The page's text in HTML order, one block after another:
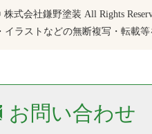
お問い合わせ
式会社鎌野塗装 All Rights
イラストなどの無断複写・転載等